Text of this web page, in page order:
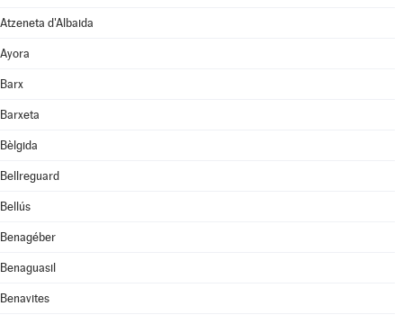
Atzeneta d'Albaida
Ayora
Barx
Barxeta
Bèlgida
Bellreguard
Bellús
Benagéber
Benaguasil
Benavites